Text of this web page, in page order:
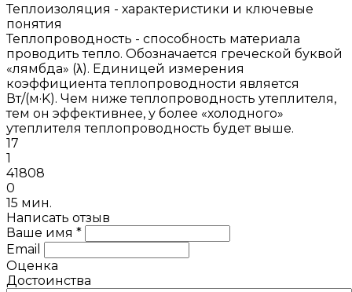
Теплоизоляция - характеристики и ключевые
понятия
Теплопроводность - способность материала
проводить тепло. Обозначается греческой буквой
«лямбда» (λ). Единицей измерения
коэффициента теплопроводности является
Вт/(м·K). Чем ниже теплопроводность утеплителя,
тем он эффективнее, у более «холодного»
утеплителя теплопроводность будет выше.
17
1
41808
0
15 мин.
Написать отзыв
Ваше имя *
Email
Оценка
Достоинства